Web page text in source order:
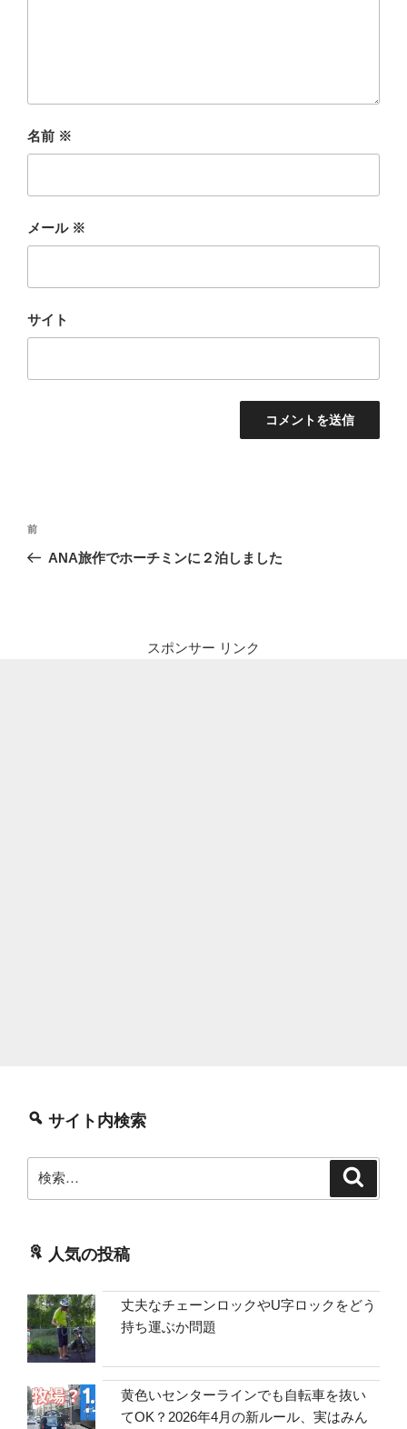
名前 ※
メール ※
サイト
投
ナ
前
の
前
ANA旅作でホーチミンに２泊しました
スポンサー リンク
サイト内検索
索:
人気の投稿
丈夫なチェーンロックやU字ロックをどう
持ち運ぶか問題
黄色いセンターラインでも自転車を抜い
てOK？2026年4月の新ルール、実はみん